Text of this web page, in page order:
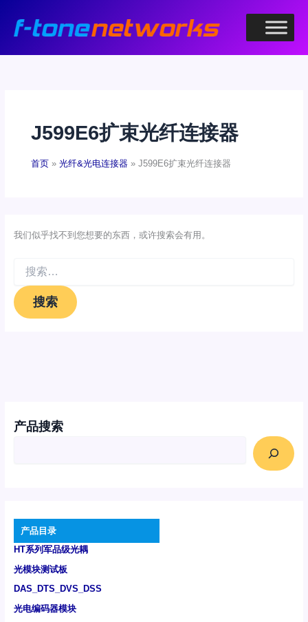
产品搜索
产品目录
HT系列军品级光耦
光模块测试板
DAS_DTS_DVS_DSS
光电编码器模块
J599E6扩束光纤连接器
首页 光纤&光电连接器 J599E6扩束光纤连接器
我们似乎找不到您想要的东西，或许搜索会有用。
索：